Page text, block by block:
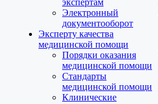
экспертам
Электронный
документооборот
Эксперту качества
медицинской помощи
Порядки оказания
медицинской помощи
Стандарты
медицинской помощи
Клинические